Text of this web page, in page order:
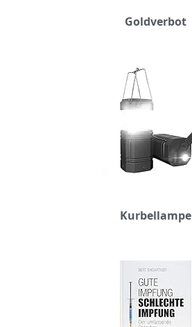
Goldverbot
Kurbellampe